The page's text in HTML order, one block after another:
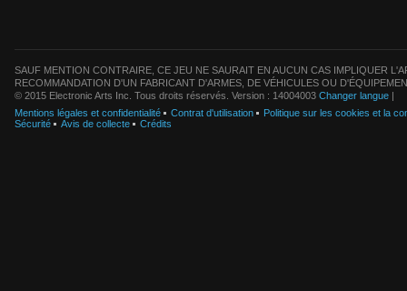
SAUF MENTION CONTRAIRE, CE JEU NE SAURAIT EN AUCUN CAS IMPLIQUER
RECOMMANDATION D'UN FABRICANT D'ARMES, DE VÉHICULES OU
© 2015 Electronic Arts Inc. Tous droits réservés. Version : 14004003 Changer langue |
Mentions légales et confidentialité
Contrat d'utilisation
Politique sur les cookies et la
Sécurité
Avis de collecte Crédits